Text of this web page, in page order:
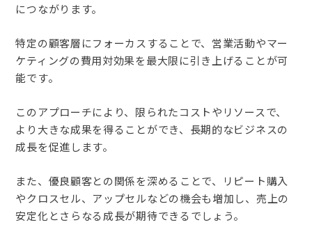
につながります。
特定の顧客層にフォーカスすることで、営業活動やマー
ケティングの費用対効果を最大限に引き上げることが可
能です。
このアプローチにより、限られたコストやリソースで、
より大きな成果を得ることができ、長期的なビジネスの
成長を促進します。
また、優良顧客との関係を深めることで、リピート購入
やクロスセル、アップセルなどの機会も増加し、売上の
安定化とさらなる成長が期待できるでしょう。